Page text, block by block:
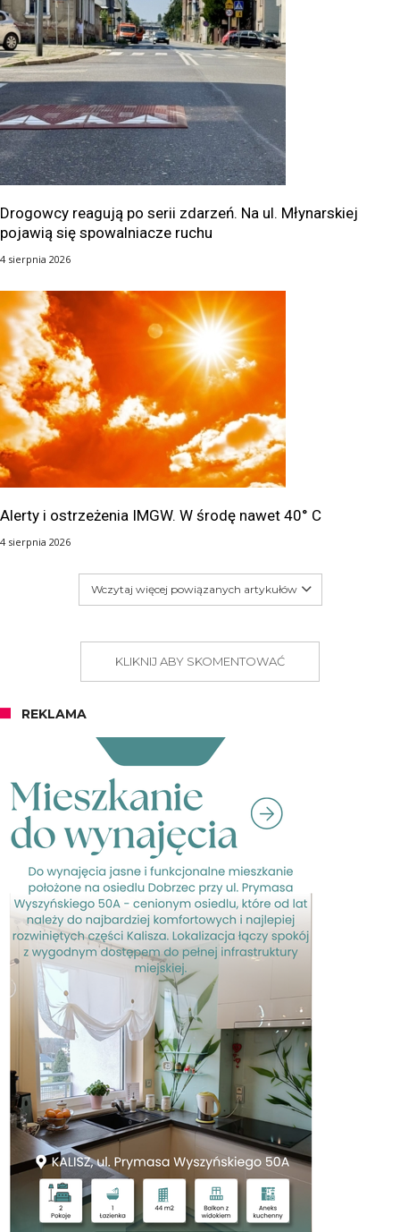
Drogowcy reagują po serii zdarzeń. Na ul. Młynarskiej
pojawią się spowalniacze ruchu
4 sierpnia 2026
Alerty i ostrzeżenia IMGW. W środę nawet 40° C
4 sierpnia 2026
Wczytaj więcej powiązanych artykułów
KLIKNIJ ABY SKOMENTOWAĆ
REKLAMA